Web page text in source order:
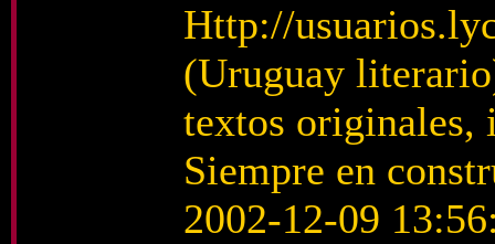
Http://
(Uruguay
textos originales,
Siempre en
2002-12-09